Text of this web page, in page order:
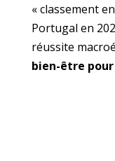
« classement
Portugal en
réussite
bien-être